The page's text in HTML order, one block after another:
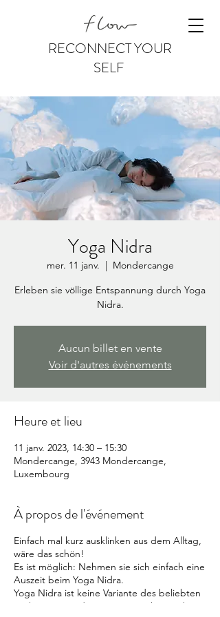
RECONNECT YOUR
SELF
Yoga Nidra
mer. 11 janv.
  |
Mondercange
Erleben sie völlige Entspannung durch Yoga
Nidra.
Aucun billet en vente
Voir d'autres événements
Heure et lieu
11 janv. 2023, 14:30 – 15:30
Mondercange, 3943 Mondercange,
Luxembourg
À propos de l'événement
Einfach mal kurz ausklinken aus dem Alltag,
wäre das schön!
Es ist möglich: Nehmen sie sich einfach eine
Auszeit beim Yoga Nidra.
Yoga Nidra ist keine Variante des beliebten
Hatha Yoga, in dem
geübt werden.